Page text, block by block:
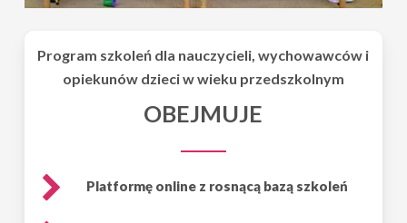
Program szkoleń dla nauczycieli, wychowawców i
opiekunów dzieci w wieku przedszkolnym
OBEJMUJE
Platformę online z rosnącą bazą szkoleń